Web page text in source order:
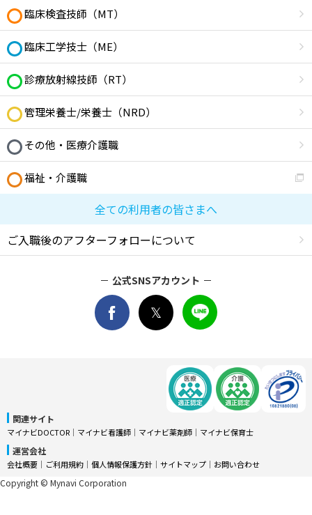
臨床検査技師（MT）
臨床工学技士（ME）
診療放射線技師（RT）
管理栄養士/栄養士（NRD）
その他・医療介護職
福祉・介護職
全ての利用者の皆さまへ
ご入職後のアフターフォローについて
公式SNSアカウント
関連サイト
マイナビDOCTOR │ マイナビ看護師 │ マイナビ薬剤師 │ マイナビ保育士
運営会社
会社概要 │ ご利用規約 │ 個人情報保護方針 │ サイトマップ │ お問い合わせ
Copyright © Mynavi Corporation